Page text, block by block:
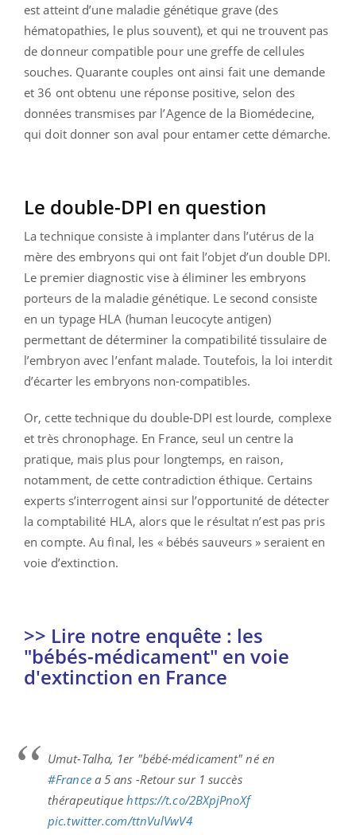
est atteint d’une maladie génétique grave (des
hématopathies, le plus souvent), et qui ne trouvent pas
de donneur compatible pour une greffe de cellules
souches. Quarante couples ont ainsi fait une demande
et 36 ont obtenu une réponse positive, selon des
données transmises par l’Agence de la Biomédecine,
qui doit donner son aval pour entamer cette démarche.
Le double-DPI en question
La technique consiste à implanter dans l’utérus de la
mère des embryons qui ont fait l’objet d’un double DPI.
Le premier diagnostic vise à éliminer les embryons
porteurs de la maladie génétique. Le second consiste
en un typage HLA (human leucocyte antigen)
permettant de déterminer la compatibilité tissulaire de
l’embryon avec l’enfant malade. Toutefois, la loi interdit
d’écarter les embryons non-compatibles.
Or, cette technique du double-DPI est lourde, complexe
et très chronophage. En France, seul un centre la
pratique, mais plus pour longtemps, en raison,
notamment, de cette contradiction éthique. Certains
experts s’interrogent ainsi sur l’opportunité de détecter
la comptabilité HLA, alors que le résultat n’est pas pris
en compte. Au final, les « bébés sauveurs » seraient en
voie d’extinction.
>> Lire notre enquête : les
"bébés-médicament" en voie
d'extinction en France
Umut-Talha, 1er "bébé-médicament" né en
#Francea 5 ans -Retour sur 1 succès
thérapeutiquehttps://t.co/2BXpjPnoXf
pic.twitter.com/ttnVulVwV4